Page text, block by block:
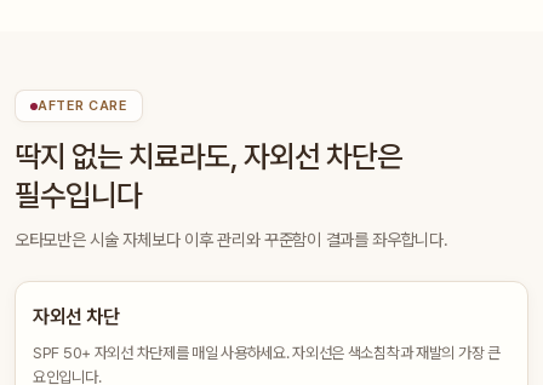
AFTER CARE
딱지 없는 치료라도, 자외선 차단은
필수입니다
오타모반은 시술 자체보다 이후 관리와 꾸준함이 결과를 좌우합니다.
자외선 차단
SPF 50+ 자외선 차단제를 매일 사용하세요. 자외선은 색소침착과 재발의 가장 큰
요인입니다.